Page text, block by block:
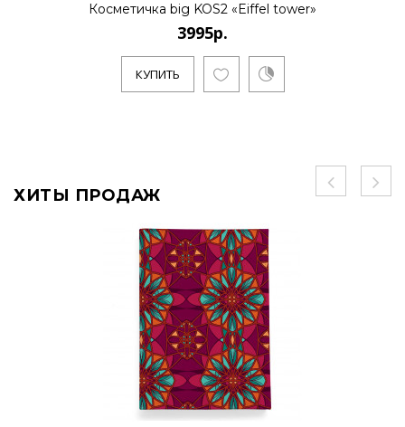
Косметичка big KOS2 «Eiffel tower»
3995р.
КУПИТЬ
ХИТЫ ПРОДАЖ